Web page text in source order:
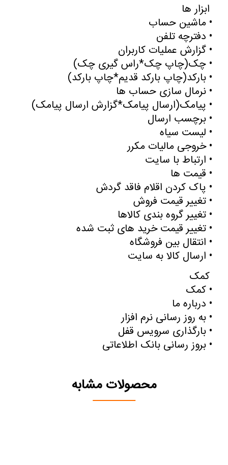
ابزار ها
• ماشین حساب
• دفترچه تلفن
• گزارش عملیات کاربران
• چک(چاپ چک*راس گیری چک)
• بارکد(چاپ بارکد قدیم*چاپ بارکد)
• نرمال سازی حساب ها
• پیامک(ارسال پیامک*گزارش ارسال پیامک)
• برچسب ارسال
• لیست سیاه
•خروجی مالیات مکرر
• ارتباط با سایت
• قیمت ها
• پاک کردن اقلام فاقد گردش
• تغییر قیمت فروش
• تغییر گروه بندی کالاها
• تغییر قیمت خرید های ثبت شده
• انتقال بین فروشگاه
• ارسال کالا به سایت
کمک
• کمک
• درباره ما
• به روز رسانی نرم افزار
• بارگذاری سرویس قفل
• بروز رسانی بانک اطلاعاتی
محصولات مشابه